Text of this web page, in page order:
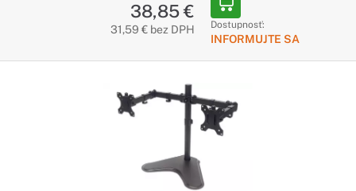
38,85 €
31,59 € bez DPH Dostupnosť:
INFORMUJTE SA